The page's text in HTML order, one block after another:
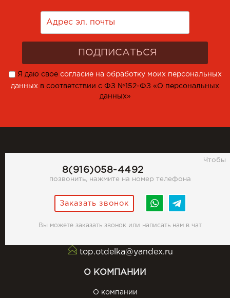
Я даю свое согласие на обработку моих персональных
данных в соответствии с ФЗ №152-ФЗ «О персональных
данных»
8(916)058-4492
Чтобы
позвонить, нажмите на номер телефона
Заказать звонок
Вы можете заказать звонок или написать нам в чат
top.otdelka@yandex.ru
О КОМПАНИИ
О компании